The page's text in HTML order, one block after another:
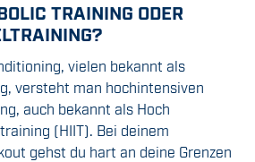
TRAINING ODER
vielen bekannt als
versteht man hochintensiven
auch bekannt als Hoch
(HIIT). Bei deinem
gehst du hart an deine Grenzen